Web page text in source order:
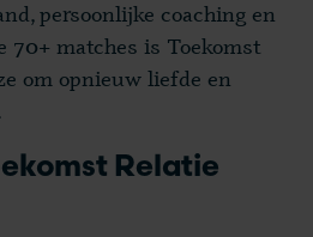
persoonlijke coaching en
70+ matches is Toekomst
om opnieuw liefde en
Relatie